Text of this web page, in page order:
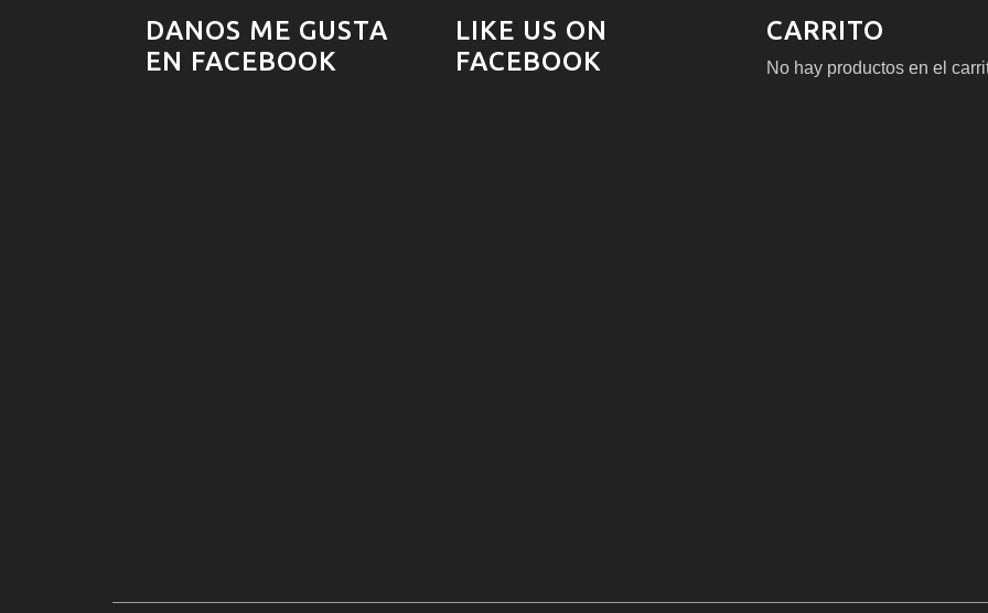
DANOS ME GUSTA
EN FACEBOOK
LIKE US ON
FACEBOOK
CARRITO
No hay productos en el